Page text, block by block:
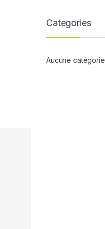
Categories
Aucune catégorie